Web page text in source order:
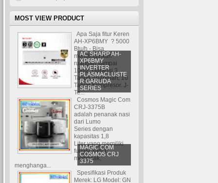
MOST VIEW PRODUCT
AC SHARP AH-
XP6BMY
INVERTER
PLASMACLUSTE
R GARUDA
SERIES
Apa Saja fitur Keren
AH-XP6BMY ? 5000
Btu/h - Bisa
mendinginkan
ruangan sampai
10m2. Garansi 3
Tahun Sparepart, 10
Tahun Kompresor. J-
Te...
MAGIC COM
COSMOS CRJ
3375
Cosmos Magic Com
CRJ-3375B
adalah penanak nasi
dari Lumo
Series dengan
kapasitas 1,8
Liter yang memiliki
fungsi 3-in-1:
memasak,
menghanga...
Spesifikasi Produk
Merek: LG Model: GN